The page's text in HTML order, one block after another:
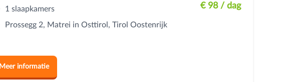
1 slaapkamers
Prossegg 2, Matrei in Osttirol, Tirol Oostenrijk
€ 98/ dag
Meer informatie